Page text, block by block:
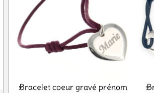
Bracelet coeur gravé prénom